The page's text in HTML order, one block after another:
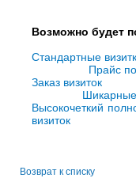
Возможно будет
Стандартные
Прайс
Заказ визиток
Шикарные
Высокочеткий
визиток
Возврат к списку